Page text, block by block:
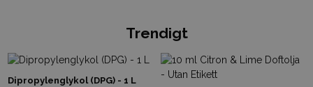
Trendigt
Dipropylenglykol (DPG) - 1 L